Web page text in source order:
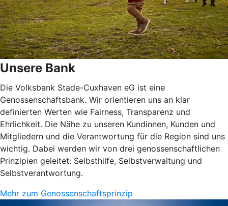
Unsere Bank
Die Volksbank Stade-Cuxhaven eG ist eine
Genossenschaftsbank. Wir orientieren uns an klar
definierten Werten wie Fairness, Transparenz und
Ehrlichkeit. Die Nähe zu unseren Kundinnen, Kunden und
Mitgliedern und die Verantwortung für die Region sind uns
wichtig. Dabei werden wir von drei genossenschaftlichen
Prinzipien geleitet: Selbsthilfe, Selbstverwaltung und
Selbstverantwortung.
Mehr zum Genossenschaftsprinzip